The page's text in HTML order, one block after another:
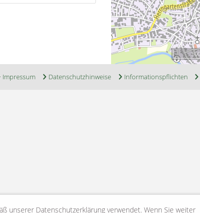
unserer Datenschutzerklärung verwendet. Wenn Sie weiter
Impressum Datenschutzhinweise Informationspflichten